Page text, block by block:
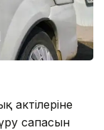
актілеріне
сапасын